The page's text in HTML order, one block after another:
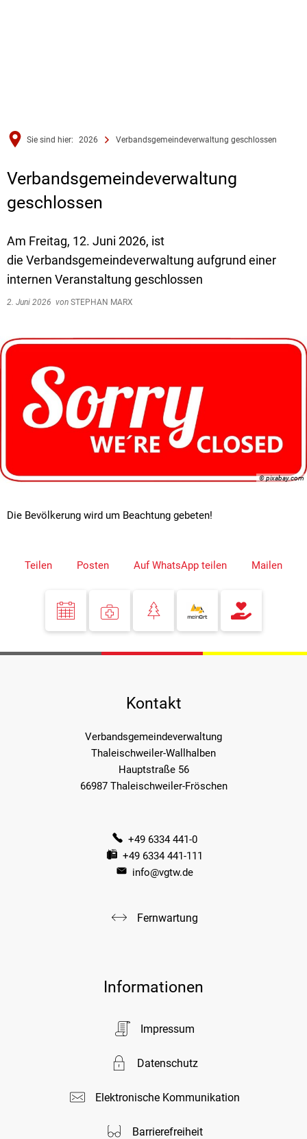
Sie sind hier: 2026 Verbandsgemeindeverwaltung geschlossen
Verbandsgemeindeverwaltung
geschlossen
Am Freitag, 12. Juni 2026, ist
die Verbandsgemeindeverwaltung aufgrund einer
internen Veranstaltung geschlossen
2. Juni 2026 von STEPHAN MARX
© pixabay.com
Die Bevölkerung wird um Beachtung gebeten!
Teilen Posten Auf WhatsApp teilen Mailen
Kontakt
Verbandsgemeindeverwaltung
Thaleischweiler-Wallhalben
Hauptstraße 56
66987 Thaleischweiler-Fröschen
+49 6334 441-0
+49 6334 441-111
info@vgtw.de
Fernwartung
Informationen
Impressum
Datenschutz
Elektronische Kommunikation
Barrierefreiheit